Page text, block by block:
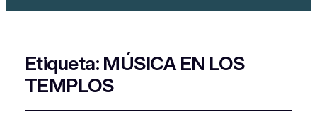
Etiqueta: MÚSICA EN LOS
TEMPLOS